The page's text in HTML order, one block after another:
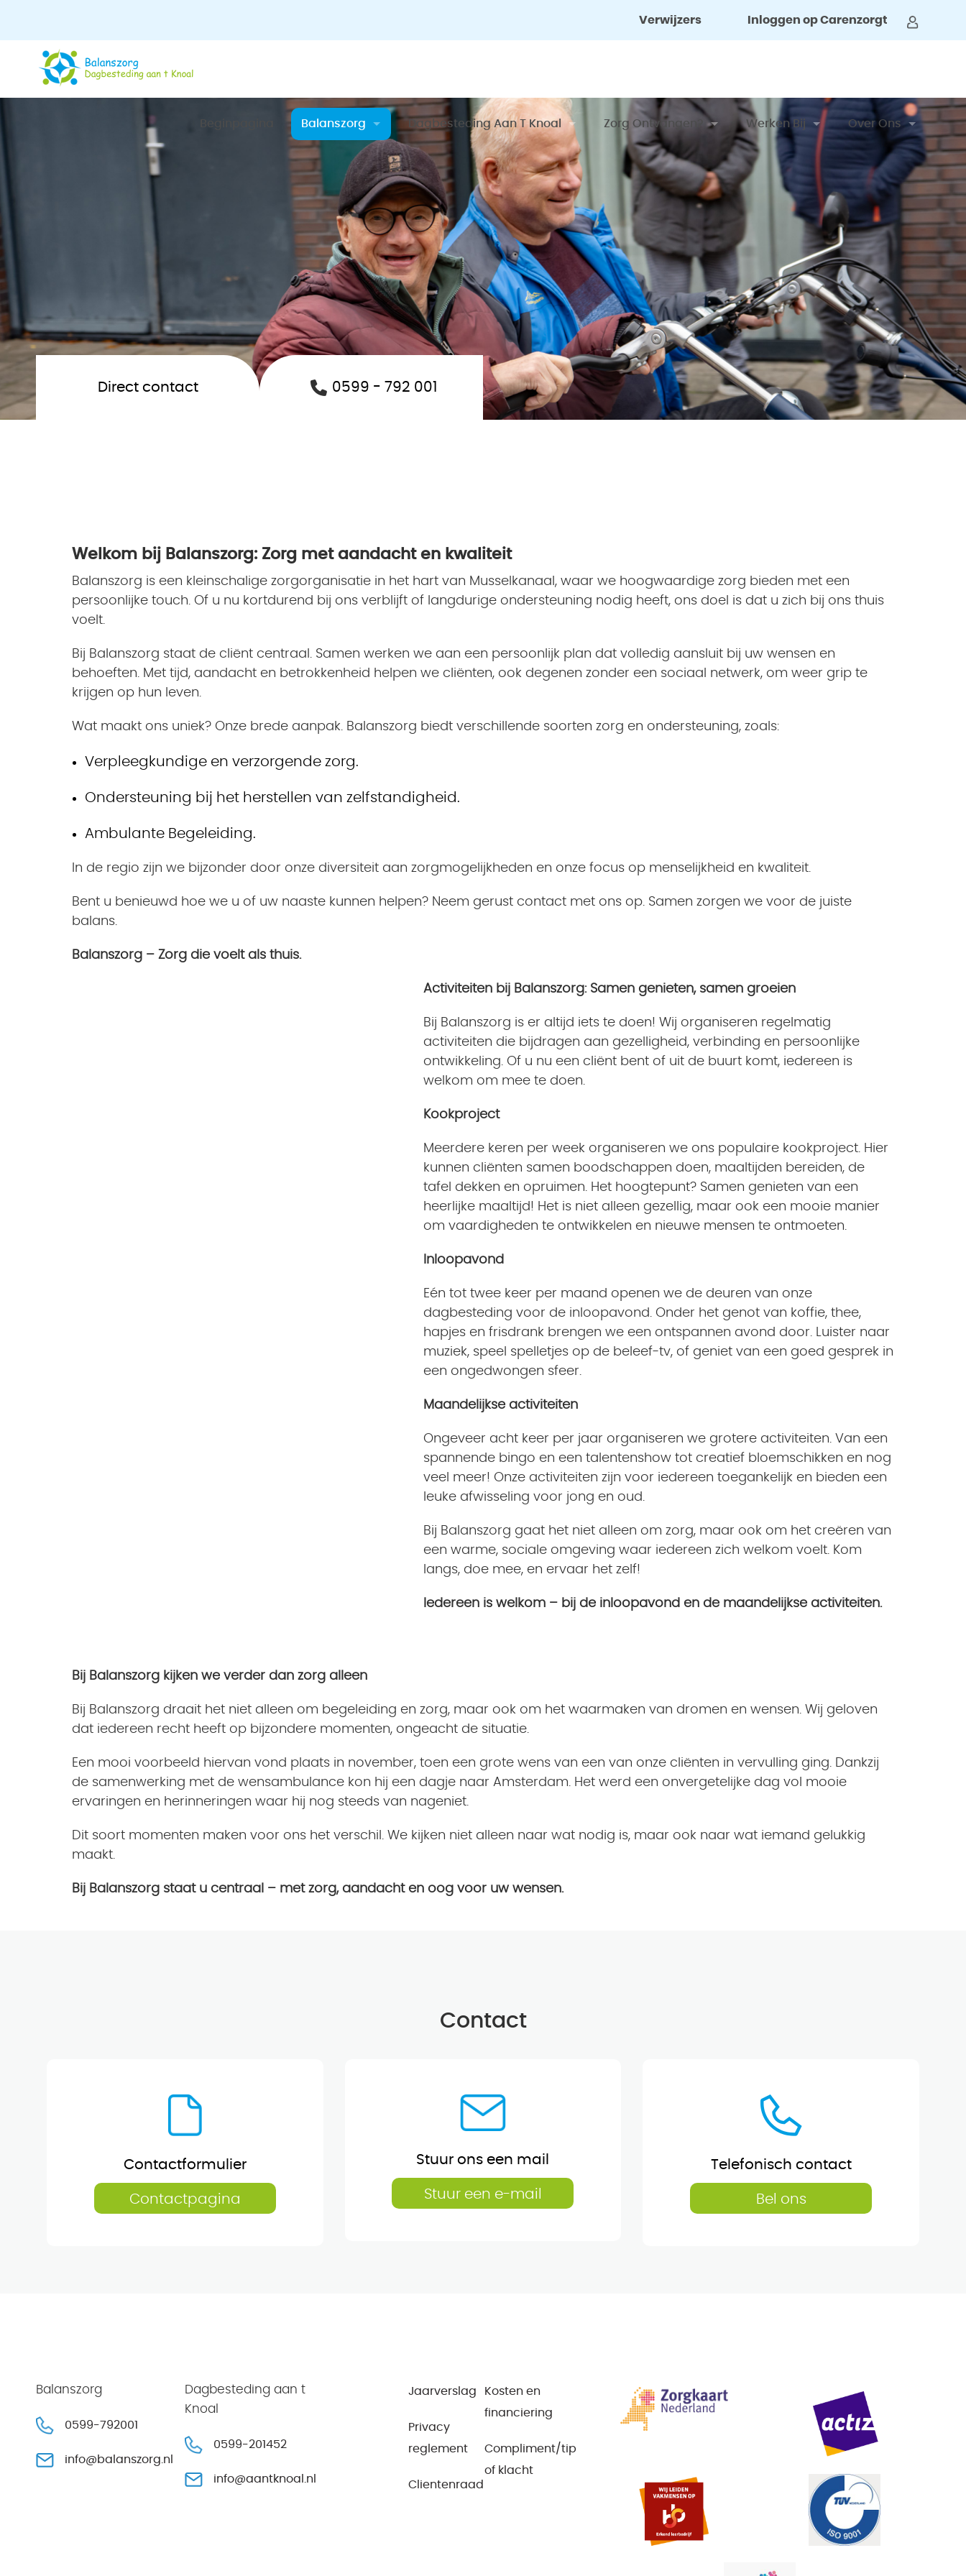
Verwijzers Inloggen op Carenzorgt
Beginpagina Balanszorg
Team Balanszorg
Binnen Kijken Bij Balanszorg
Dagbesteding Aan T Knoal
Team Dagbesteding
Binnenkijken Bij Dagbesteding Aan T Knoal
Zorg Ontvangen?
Complimenten, Tip Of Klacht
Algemene Voorwaarden
Zorgkaart Nederland
Contact Formulier
Ervaringen Van Cliënten
Kosten En Financiering
Werken Bij
Vacatures
Vrijwilliger Worden
Stage En BBL
Ervaringen Van Medewerkers
Over Ons
Clientenraad
Nieuwsbrieven
Privacy Reglement
Coördinatieteam
Direct contact 0599 - 792 001
Welkom bij Balanszorg: Zorg met aandacht en kwaliteit
Balanszorg is een kleinschalige zorgorganisatie in het hart van Musselkanaal, waar we hoogwaardige zorg bieden met een
persoonlijke touch. Of u nu kortdurend bij ons verblijft of langdurige ondersteuning nodig heeft, ons doel is dat u zich bij ons thuis
voelt.
Bij Balanszorg staat de cliënt centraal. Samen werken we aan een persoonlijk plan dat volledig aansluit bij uw wensen en
behoeften. Met tijd, aandacht en betrokkenheid helpen we cliënten, ook degenen zonder een sociaal netwerk, om weer grip te
krijgen op hun leven.
Wat maakt ons uniek? Onze brede aanpak. Balanszorg biedt verschillende soorten zorg en ondersteuning, zoals:
Verpleegkundige en verzorgende zorg.
Ondersteuning bij het herstellen van zelfstandigheid.
Ambulante Begeleiding.
In de regio zijn we bijzonder door onze diversiteit aan zorgmogelijkheden en onze focus op menselijkheid en kwaliteit.
Bent u benieuwd hoe we u of uw naaste kunnen helpen? Neem gerust contact met ons op. Samen zorgen we voor de juiste
balans.
Balanszorg – Zorg die voelt als thuis.
Activiteiten bij Balanszorg: Samen genieten, samen groeien
Bij Balanszorg is er altijd iets te doen! Wij organiseren regelmatig
activiteiten die bijdragen aan gezelligheid, verbinding en persoonlijke
ontwikkeling. Of u nu een cliënt bent of uit de buurt komt, iedereen is
welkom om mee te doen.
Kookproject
Meerdere keren per week organiseren we ons populaire kookproject. Hier
kunnen cliënten samen boodschappen doen, maaltijden bereiden, de
tafel dekken en opruimen. Het hoogtepunt? Samen genieten van een
heerlijke maaltijd! Het is niet alleen gezellig, maar ook een mooie manier
om vaardigheden te ontwikkelen en nieuwe mensen te ontmoeten.
Inloopavond
Eén tot twee keer per maand openen we de deuren van onze
dagbesteding voor de inloopavond. Onder het genot van koffie, thee,
hapjes en frisdrank brengen we een ontspannen avond door. Luister naar
muziek, speel spelletjes op de beleef-tv, of geniet van een goed gesprek in
een ongedwongen sfeer.
Maandelijkse activiteiten
Ongeveer acht keer per jaar organiseren we grotere activiteiten. Van een
spannende bingo en een talentenshow tot creatief bloemschikken en nog
veel meer! Onze activiteiten zijn voor iedereen toegankelijk en bieden een
leuke afwisseling voor jong en oud.
Bij Balanszorg gaat het niet alleen om zorg, maar ook om het creëren van
een warme, sociale omgeving waar iedereen zich welkom voelt. Kom
langs, doe mee, en ervaar het zelf!
Iedereen is welkom – bij de inloopavond en de maandelijkse activiteiten.
Bij Balanszorg kijken we verder dan zorg alleen
Bij Balanszorg draait het niet alleen om begeleiding en zorg, maar ook om het waarmaken van dromen en wensen. Wij geloven
dat iedereen recht heeft op bijzondere momenten, ongeacht de situatie.
Een mooi voorbeeld hiervan vond plaats in november, toen een grote wens van een van onze cliënten in vervulling ging. Dankzij
de samenwerking met de wensambulance kon hij een dagje naar Amsterdam. Het werd een onvergetelijke dag vol mooie
ervaringen en herinneringen waar hij nog steeds van nageniet.
Dit soort momenten maken voor ons het verschil. We kijken niet alleen naar wat nodig is, maar ook naar wat iemand gelukkig
maakt.
Bij Balanszorg staat u centraal – met zorg, aandacht en oog voor uw wensen.
Contact
Contactformulier
Contactpagina
Stuur ons een mail
Stuur een e-mail
Telefonisch contact
Bel ons
Balanszorg
0599-792001
info@balanszorg.nl
Dagbesteding aan t
Knoal
0599-201452
info@aantknoal.nl
Jaarverslag
Privacy
reglement
Clientenraad
Kosten en
financiering
Compliment/tip
of klacht